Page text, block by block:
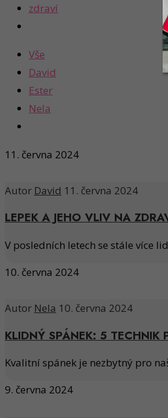
zdraví
Vše
David
Ester
Nela
11. června 2024
Autor David 11. června 2024
LEPEK A JEHO VLIV NA
V posledních letech se stále více
10. června 2024
Autor Nela 10. června 2024
KLIDNÝ SPÁNEK: 5 TECHNIK
Kvalitní spánek je nezbytný pro
9. června 2024